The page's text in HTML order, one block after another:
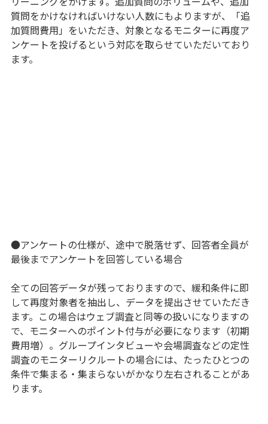
質問をかけなければいけない人数にもよりますが、「追
加質問費用」をいただき、対象となるモニターに再度ア
ンケートを投げるという対応を取らせていただいており
ます。
●アンケートの仕様が、途中で脱落せず、回答者全員が
最後までアンケートを回答している場合
全ての回答データが残っておりますので、緩和条件に即
して再度対象者を抽出し、データを提出させていただき
ます。この場合はウェブ調査と同等の扱いになりますの
で、モニターへのポイント付与が必要になります（初期
費用増）。グループインタビューや会場調査などの定性
調査のモニターリクルートの場合には、たったひとつの
条件で集まる・集まらないがかなり左右されることがあ
ります。